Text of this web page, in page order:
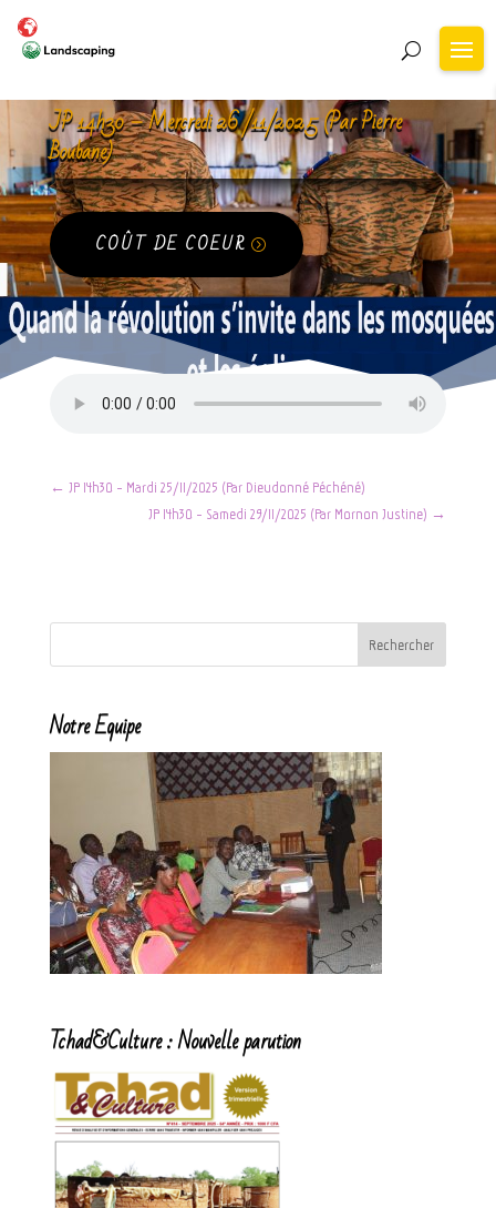
JP 14h30 – Mercredi 26 /11/2025 (Par Pierre
Boubane)
COÛT DE COEUR
← JP 14h30 - Mardi 25/11/2025 (Par Dieudonné Péchéné)
JP 14h30 - Samedi 29/11/2025 (Par Mornon Justine) →
Notre Equipe
Tchad&Culture : Nouvelle parution